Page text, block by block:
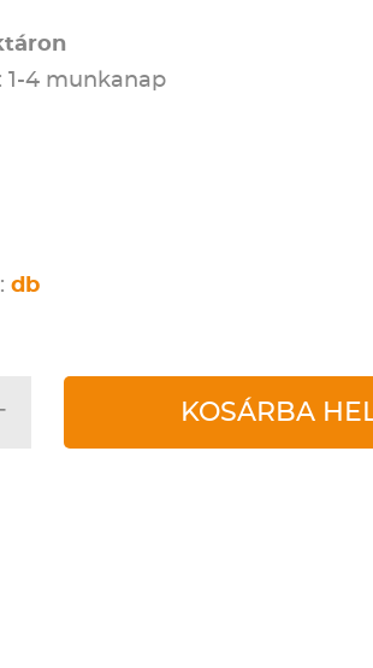
1-4 munkanap
db
KOSÁRBA